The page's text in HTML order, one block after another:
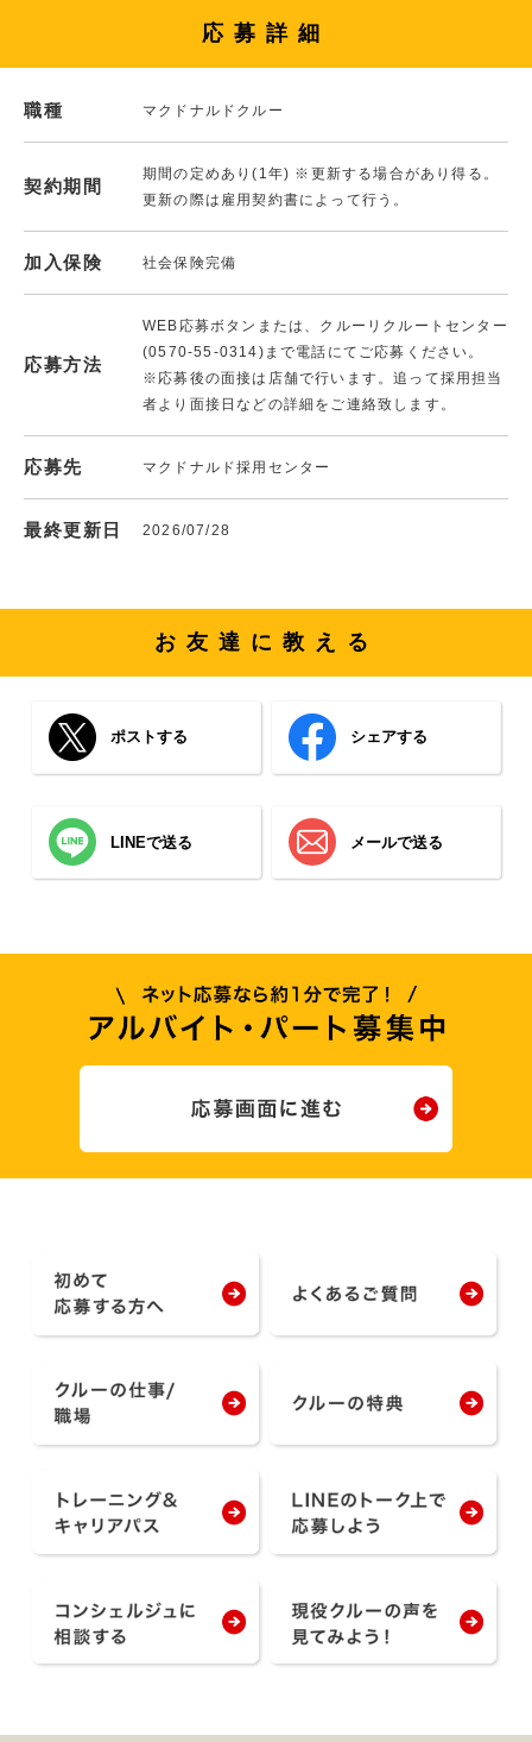
応募詳細
職種 マクドナルドクルー
契約期間
期間の定めあり(1年) ※更新する場合があり得る。
更新の際は雇用契約書によって行う。
加入保険 社会保険完備
応募方法
WEB応募ボタンまたは、クルーリクルートセンター
(0570-55-0314)まで電話にてご応募ください。
※応募後の面接は店舗で行います。追って採用担当
者より面接日などの詳細をご連絡致します。
応募先 マクドナルド採用センター
最終更新日 2026/07/28
お友達に教える
ポストする シェアする
LINEで送る メールで送る